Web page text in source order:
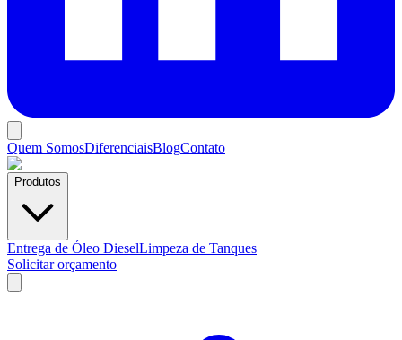
Quem SomosDiferenciaisBlogContato
Produtos
Entrega de Óleo DieselLimpeza de Tanques
Solicitar orçamento